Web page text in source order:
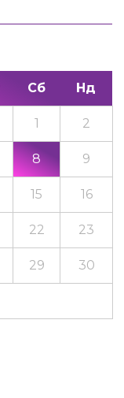
Сб Нд
1 2
8 9
15 16
22 23
29 30